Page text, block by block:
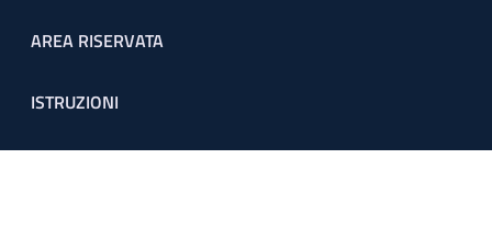
Footer menu
AREA RISERVATA
ISTRUZIONI